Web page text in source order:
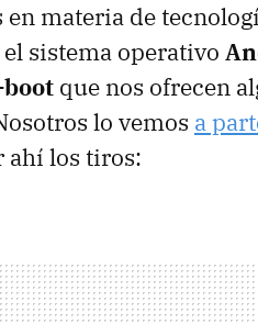
en materia de
sistema operativo
que nos ofrecen
lo vemos a
ahí los tiros: